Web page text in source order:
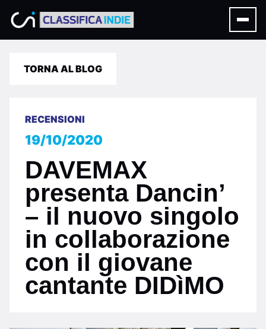
TORNA AL BLOG
RECENSIONI
19/10/2020
DAVEMAX
presenta Dancin’
– il nuovo singolo
in collaborazione
con il giovane
cantante DIDìMO